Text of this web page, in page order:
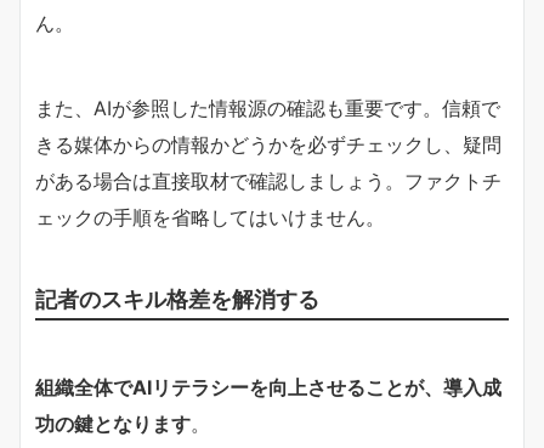
ん。
また、AIが参照した情報源の確認も重要です。信頼で
きる媒体からの情報かどうかを必ずチェックし、疑問
がある場合は直接取材で確認しましょう。ファクトチ
ェックの手順を省略してはいけません。
記者のスキル格差を解消する
組織全体でAIリテラシーを向上させることが、導入成
功の鍵となります。